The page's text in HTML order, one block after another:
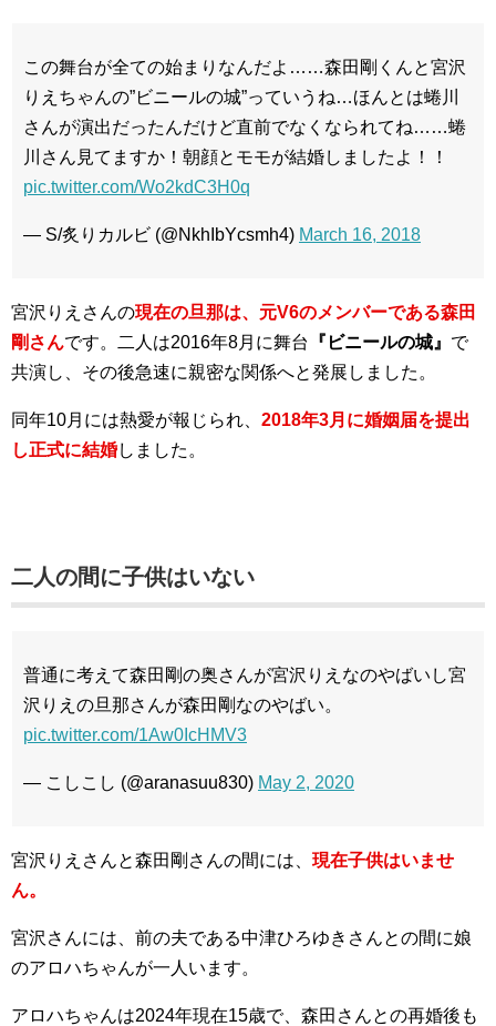
この舞台が全ての始まりなんだよ……森田剛くんと宮沢
りえちゃんの”ビニールの城”っていうね…ほんとは蜷川
さんが演出だったんだけど直前でなくなられてね……蜷
川さん見てますか！朝顔とモモが結婚しましたよ！！
pic.twitter.com/Wo2kdC3H0q
— S/炙りカルビ (@NkhIbYcsmh4) March 16, 2018
宮沢りえさんの現在の旦那は、元V6のメンバーである森田
剛さんです。二人は2016年8月に舞台 『ビニールの城』 で
共演し、その後急速に親密な関係へと発展しました。
同年10月には熱愛が報じられ、 2018年3月に婚姻届を提出
し正式に結婚しました。
二人の間に子供はいない
普通に考えて森田剛の奥さんが宮沢りえなのやばいし宮
沢りえの旦那さんが森田剛なのやばい。
pic.twitter.com/1Aw0IcHMV3
— こしこし (@aranasuu830) May 2, 2020
宮沢りえさんと森田剛さんの間には、 現在子供はいませ
ん。
宮沢さんには、前の夫である中津ひろゆきさんとの間に娘
のアロハちゃんが一人います。
アロハちゃんは2024年現在15歳で、森田さんとの再婚後も